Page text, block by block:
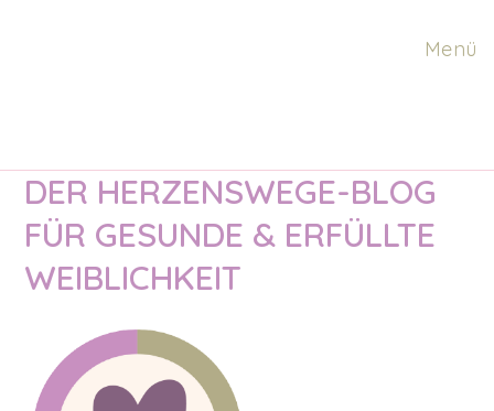
Menü
DER HERZENSWEGE-BLOG
FÜR GESUNDE & ERFÜLLTE
WEIBLICHKEIT